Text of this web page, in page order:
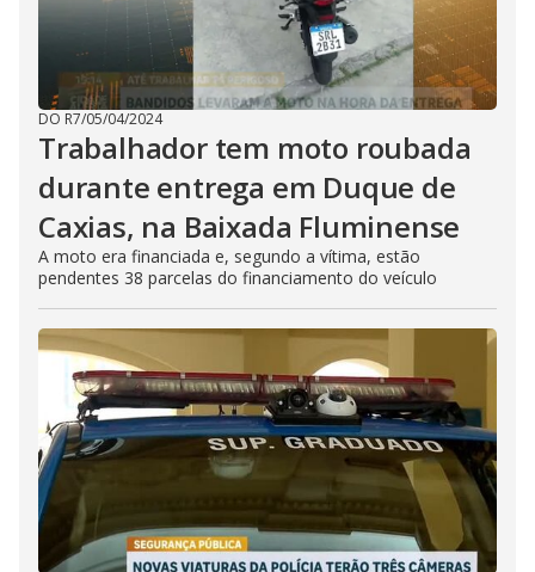
DO R7/05/04/2024
Trabalhador tem moto roubada
durante entrega em Duque de
Caxias, na Baixada Fluminense
A moto era financiada e, segundo a vítima, estão
pendentes 38 parcelas do financiamento do veículo